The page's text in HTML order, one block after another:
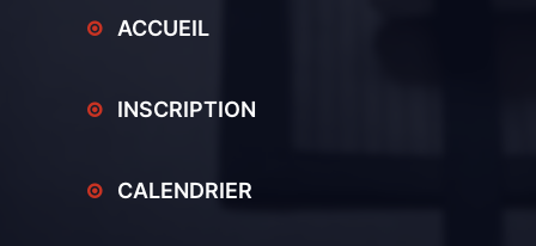
ACCUEIL
INSCRIPTION
CALENDRIER